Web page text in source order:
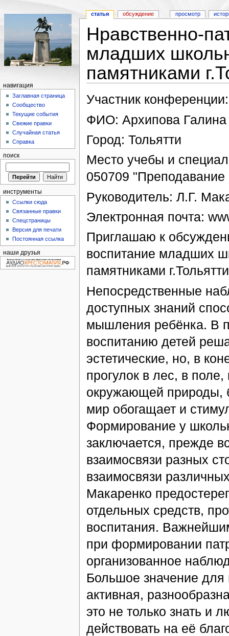
Нравственно-
младших
памятниками
Участник
ФИО: Архипова Галина
Город: Тольятти
Место учебы и
050709 "Преподавание
Руководитель: Л.Г.
Электронная почта:
Приглашаю к
воспитание младших
памятниками г.Тольятти
Непосредственные
доступных знаний
мышления ребёнка. В
воспитанию детей
эстетические, но, в
прогулок в лес, в поле,
окружающей природы,
мир обогащает и
Формирование у
заключается, прежде
взаимосвязи разных
взаимосвязи
Макаренко
отдельных средств,
воспитания.
при формировании
организованное
Большое значение для
активная,
это не только знать и
действовать на её
статья обсуждение просмотр
навигация
Заглавная страница
Сообщество
Текущие события
Свежие правки
Случайная статья
Справка
поиск
инструменты
Ссылки сюда
Связанные правки
Спецстраницы
Версия для печати
Постоянная ссылка
наши друзья